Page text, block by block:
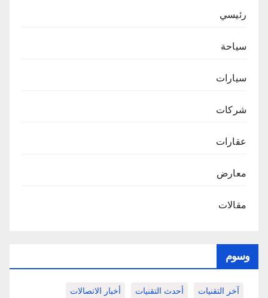
رئيسي
سياحة
سيارات
شركات
عقارات
معارض
مقالات
وسوم
آخر التقنيات أحدث التقنيات أخبار الاتصالات